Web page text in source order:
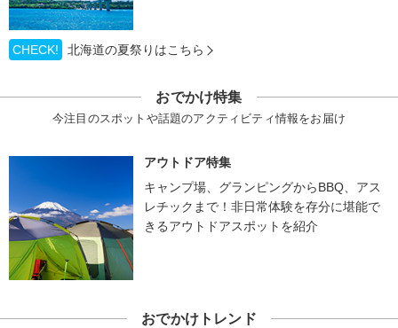
CHECK! 北海道の夏祭りはこちら
おでかけ特集
今注目のスポットや話題のアクティビティ情報をお届け
アウトドア特集
キャンプ場、グランピングからBBQ、アス
レチックまで！非日常体験を存分に堪能で
きるアウトドアスポットを紹介
おでかけトレンド